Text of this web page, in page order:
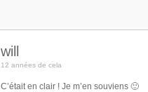
will
12 années de cela
C’était en clair ! Je m’en souviens 🙂